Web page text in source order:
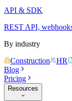
API & SDK
REST API,
By industry
Construction
HR
Blog
Pricing
Resources